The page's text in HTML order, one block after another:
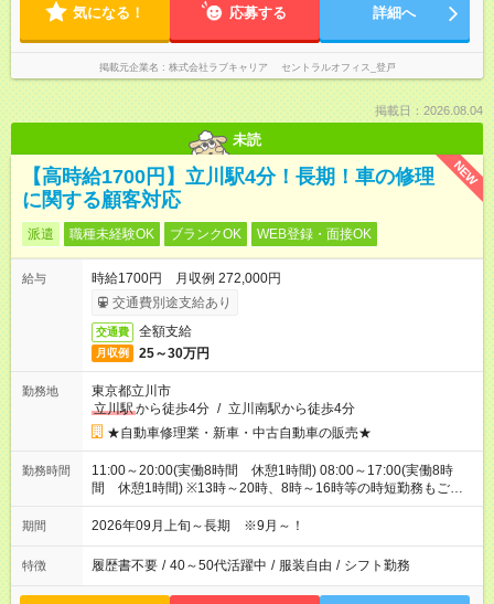
気になる！ 応募する 詳細へ
掲載元企業名 株式会社ラブキャリア セントラルオフィス_登戸
掲載日：2026.08.04
未読
NEW
【高時給1700円】立川駅4分！長期！車の修理
に関する顧客対応
派遣 職種未経験OK ブランクOK WEB登録・面接OK
給与
時給1700円 月収例 272,000円
交通費別途支給あり
交通費 全額支給
月収例 25～30万円
勤務地
東京都立川市
立川駅から徒歩4分 / 立川南駅から徒歩4分
★自動車修理業・新車・中古自動車の販売★
勤務時間
11:00～20:00(実働8時間 休憩1時間) 08:00～17:00(実働8時
間 休憩1時間) ※13時～20時、8時～16時等の時短勤務もご相
談可能です♪11時からの遅番のみOK
期間 2026年09月上旬～長期 ※9月～！
特徴 履歴書不要 / 40～50代活躍中 / 服装自由 / シフト勤務